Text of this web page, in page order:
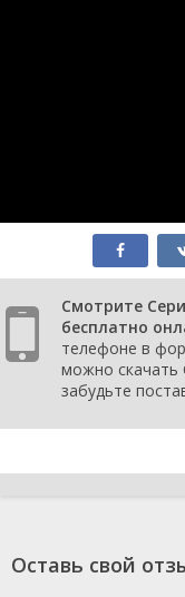
Смотрите
бесплатно
телефоне в
можно скачать
забудьте
Оставь свой